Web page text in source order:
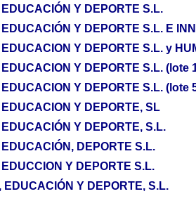
Y DEPORTE S.L.
Y DEPORTE S.L. E
Y DEPORTE S.L. y
Y DEPORTE S.L. (lote
Y DEPORTE S.L.
Y DEPORTE, SL
Y DEPORTE, S.L.
DEPORTE S.L.
Y DEPORTE S.L.
EDUCACIÓN Y DEPORTE, S.L.